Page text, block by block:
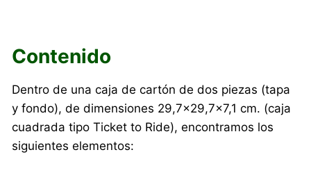
Contenido
Dentro de una caja de cartón de dos piezas (tapa
y fondo), de dimensiones 29,7×29,7×7,1 cm. (caja
cuadrada tipo Ticket to Ride), encontramos los
siguientes elementos: